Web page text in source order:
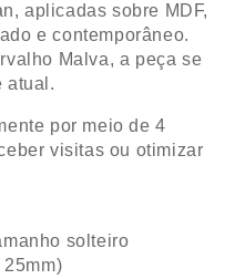
aplicadas sobre MDF,
e contemporâneo.
Malva, a peça se
atual.
por meio de 4
visitas ou otimizar
solteiro
25mm)